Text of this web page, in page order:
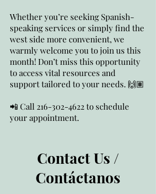
Whether you’re seeking Spanish-
speaking services or simply find the
west side more convenient, we
warmly welcome you to join us this
month! Don’t miss this opportunity
to access vital resources and
support tailored to your needs. 🙌🏽
📲 Call 216-302-4622 to schedule
your appointment.
Contact Us /
Contáctanos